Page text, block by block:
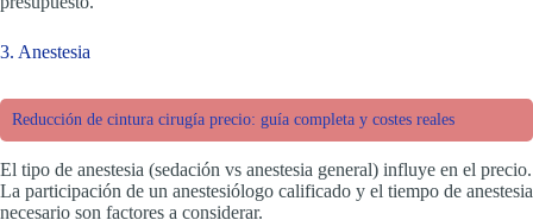
3. Anestesia
Reducción de cintura cirugía precio: guía completa y costes reales
El tipo de anestesia (sedación vs anestesia general) influye en el precio.
La participación de un anestesiólogo calificado y el tiempo de anestesia
necesario son factores a considerar.